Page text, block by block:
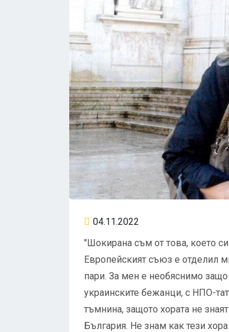
04.11.2022
"Шокирана съм от това, което
Европейският съюз е отделил
пари. За мен е необяснимо
украинските бежанци, с НПО-
тъмнина, защото хората не
България. Не знам как тези